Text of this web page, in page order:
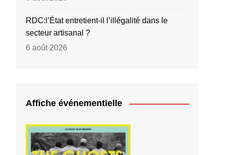
RDC:l’État entretient-il l’illégalité dans le
secteur artisanal ?
6 août 2026
Affiche événementielle